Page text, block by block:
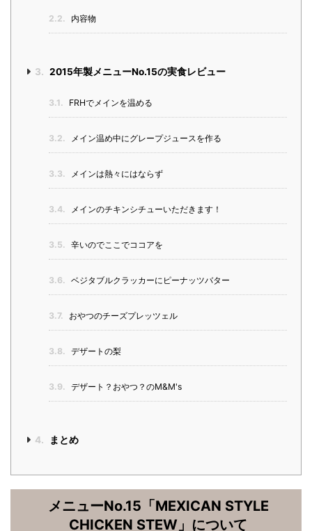
2.2. 内容物
3. 2015年製メニューNo.15の実食レビュー
3.1. FRHでメインを温める
3.2. メイン温め中にグレープジュースを作る
3.3. メインは熱々にはならず
3.4. メインのチキンシチューいただきます！
3.5. 辛いのでここでココアを
3.6. ベジタブルクラッカーにピーナッツバター
3.7. おやつのチーズプレッツェル
3.8. デザートの梨
3.9. デザート？おやつ？のM&M's
4. まとめ
メニューNo.15「MEXICAN STYLE
CHICKEN STEW」について